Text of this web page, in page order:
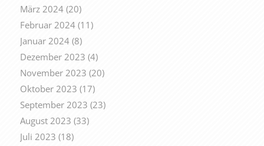
März 2024(20)
Februar 2024(11)
Januar 2024(8)
Dezember 2023 (4)
November 2023 (20)
Oktober 2023 (17)
September 2023 (23)
August 2023 (33)
Juli 2023 (18)